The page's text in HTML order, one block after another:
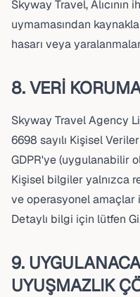
Skyway Travel,
uymamasından
hasarı veya
8. VERİ
Skyway Travel Agency
6698 sayılı Kişisel
GDPR'ye (uygulanabilir
Kişisel bilgiler yalnızca
ve operasyonel amaçlar
Detaylı bilgi için lütfen
9.
UYUŞMAZLIK